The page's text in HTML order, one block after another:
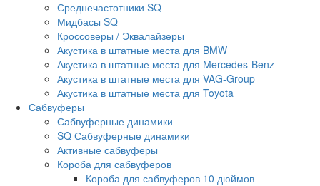
Среднечастотники SQ
Мидбасы SQ
Кроссоверы / Эквалайзеры
Акустика в штатные места для BMW
Акустика в штатные места для Mercedes-Benz
Акустика в штатные места для VAG-Group
Акустика в штатные места для Toyota
Сабвуферы
Сабвуферные динамики
SQ Сабвуферные динамики
Активные сабвуферы
Короба для сабвуферов
Короба для сабвуферов 10 дюймов